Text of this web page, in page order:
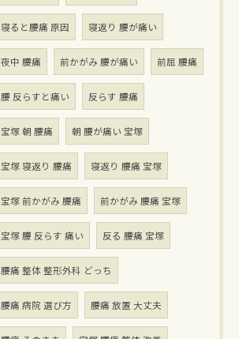
寝ると腰痛 原因 寝返り 腰が痛い
夜中 腰痛 前かがみ 腰が痛い 前屈 腰痛
腰 反らすと痛い 反らす 腰痛
宝塚 朝 腰痛 朝 腰が痛い 宝塚
宝塚 寝返り 腰痛 寝返り 腰痛 宝塚
宝塚 前かがみ 腰痛 前かがみ 腰痛 宝塚
宝塚 腰 反らす 痛い 反る 腰痛 宝塚
腰痛 整体 整形外科 どっち
腰痛 病院 選び方 腰痛 放置 大丈夫